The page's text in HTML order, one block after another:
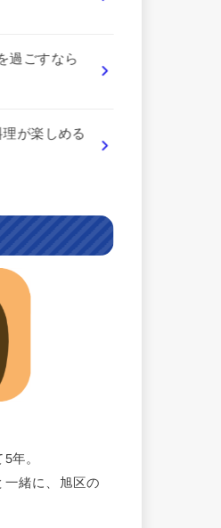
過ごすなら
が楽しめる
年。
緒に、旭区の